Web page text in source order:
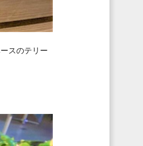
スのテリー